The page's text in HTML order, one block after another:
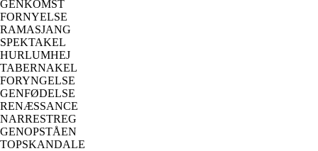
GENKOMST
FORNYELSE
RAMASJANG
SPEKTAKEL
HURLUMHEJ
TABERNAKEL
FORYNGELSE
GENFØDELSE
RENÆSSANCE
NARRESTREG
GENOPSTÅEN
TOPSKANDALE